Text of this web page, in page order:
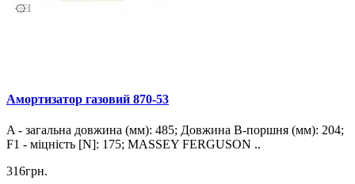
Амортизатор газовий 870-53
A - загальна довжина (мм): 485; Довжина B-поршня (мм): 204;
F1 - міцність [N]: 175; MASSEY FERGUSON ..
316грн.